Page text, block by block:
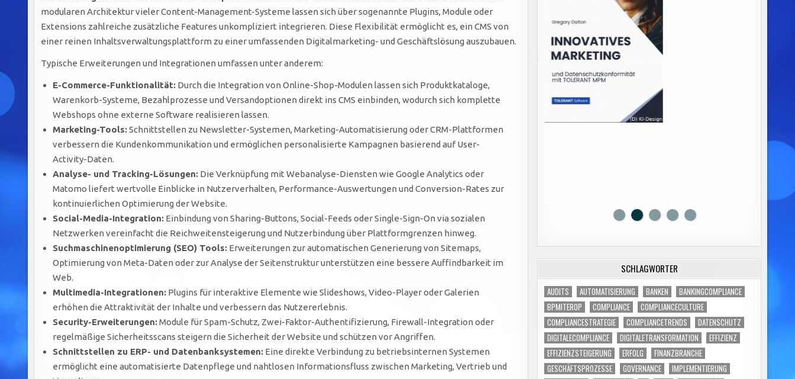
modularen Architektur vieler Content-Management-Systeme lassen sich über sogenannte Plugins, Module oder
Extensions zahlreiche zusätzliche Features unkompliziert integrieren. Diese Flexibilität ermöglicht es, ein CMS von
einer reinen Inhaltsverwaltungsplattform zu einer umfassenden Digitalmarketing- und Geschäftslösung auszubauen.
Typische Erweiterungen und Integrationen umfassen unter anderem:
E-Commerce-Funktionalität: Durch die Integration von Online-Shop-Modulen lassen sich Produktkataloge,
Warenkorb-Systeme, Bezahlprozesse und Versandoptionen direkt ins CMS einbinden, wodurch sich komplette
Webshops ohne externe Software realisieren lassen.
Marketing-Tools:Schnittstellen zu Newsletter-Systemen, Marketing-Automatisierung oder CRM-Plattformen
verbessern die Kundenkommunikation und ermöglichen personalisierte Kampagnen basierend auf User-
Activity-Daten.
Analyse- und Tracking-Lösungen: Die Verknüpfung mit Webanalyse-Diensten wie Google Analytics oder
Matomo liefert wertvolle Einblicke in Nutzerverhalten, Performance-Auswertungen und Conversion-Rates zur
kontinuierlichen Optimierung der Website.
Social-Media-Integration: Einbindung von Sharing-Buttons, Social-Feeds oder Single-Sign-On via sozialen
Netzwerken vereinfacht die Reichweitensteigerung und Nutzerbindung über Plattformgrenzen hinweg.
Suchmaschinenoptimierung (SEO) Tools: Erweiterungen zur automatischen Generierung von Sitemaps,
Optimierung von Meta-Daten oder zur Analyse der Seitenstruktur unterstützen eine bessere Auffindbarkeit im
Web.
Multimedia-Integrationen: Plugins für interaktive Elemente wie Slideshows, Video-Player oder Galerien
erhöhen die Attraktivität der Inhalte und verbessern das Nutzererlebnis.
Security-Erweiterungen:Module für Spam-Schutz, Zwei-Faktor-Authentifizierung, Firewall-Integration oder
regelmäßige Sicherheitsscans steigern die Sicherheit der Website und schützen vor Angriffen.
Schnittstellen zu ERP- und Datenbanksystemen: Eine direkte Verbindung zu betriebsinternen Systemen
ermöglicht eine automatisierte Datenpflege und nahtlosen Informationsfluss zwischen Marketing, Vertrieb und
SCHLAGWÖRTER
AUDITS AUTOMATISIERUNG BANKEN
BANKINGCOMPLIANCE
BPMITEROP
COMPLIANCE
COMPLIANCECULTURE
COMPLIANCESTRATEGIE
COMPLIANCETRENDS
DATENSCHUTZ
DIGITALECOMPLIANCE
DIGITALETRANSFORMATION
EFFIZIENZ
EFFIZIENZSTEIGERUNG
ERFOLG
FINANZBRANCHE
GESCHÄFTSPROZESSE
GOVERNANCE
IMPLEMENTIERUNG